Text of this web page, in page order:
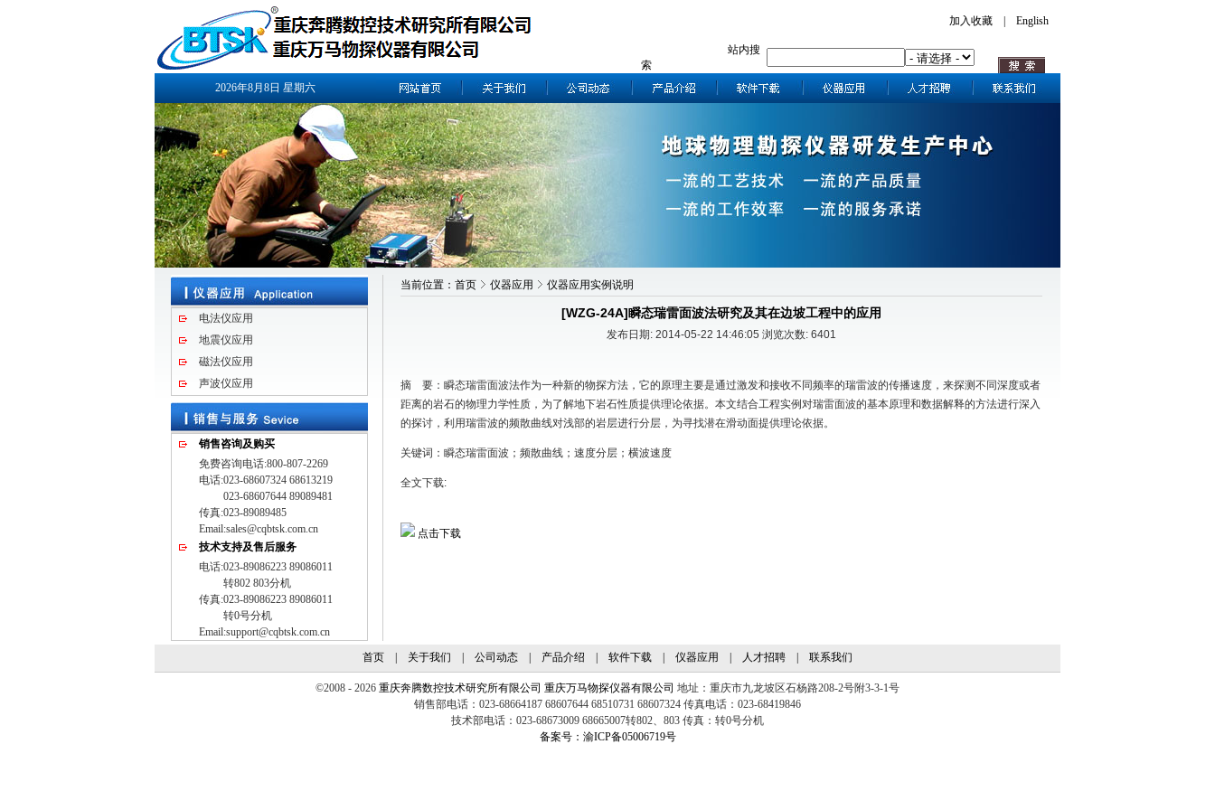
加入收藏 English
站内搜
索
2026年8月8日 星期六
电法仪应用
地震仪应用
磁法仪应用
声波仪应用
销售咨询及购买
免费咨询电话:800-807-2269
电话:023-68607324 68613219
023-68607644 89089481
传真:023-89089485
Email:sales@cqbtsk.com.cn
技术支持及售后服务
电话:023-89086223 89086011
转802 803分机
传真:023-89086223 89086011
转0号分机
Email:support@cqbtsk.com.cn
当前位置： 首页 仪器应用 仪器应用实例说明
[WZG-24A]瞬态瑞雷面波法研究及其在边坡工程中的应用
发布日期: 2014-05-22 14:46:05 浏览次数: 6401
摘 要：瞬态瑞雷面波法作为一种新的物探方法，它的原理主要是通过激发和接收不同频率的瑞雷波的传播速度，来探测不同深度或者
距离的岩石的物理力学性质，为了解地下岩石性质提供理论依据。本文结合工程实例对瑞雷面波的基本原理和数据解释的方法进行深入
的探讨，利用瑞雷波的频散曲线对浅部的岩层进行分层，为寻找潜在滑动面提供理论依据。
关键词：瞬态瑞雷面波；频散曲线；速度分层；横波速度
全文下载:
点击下载
首页 关于我们 公司动态 产品介绍 软件下载 仪器应用 人才招聘 联系我们
©2008 - 2026 重庆奔腾数控技术研究所有限公司 重庆万马物探仪器有限公司 地址：重庆市九龙坡区石杨路208-2号附3-3-1号
销售部电话：023-68664187 68607644 68510731 68607324 传真电话：023-68419846
技术部电话：023-68673009 68665007转802、803 传真：转0号分机
备案号：渝ICP备05006719号